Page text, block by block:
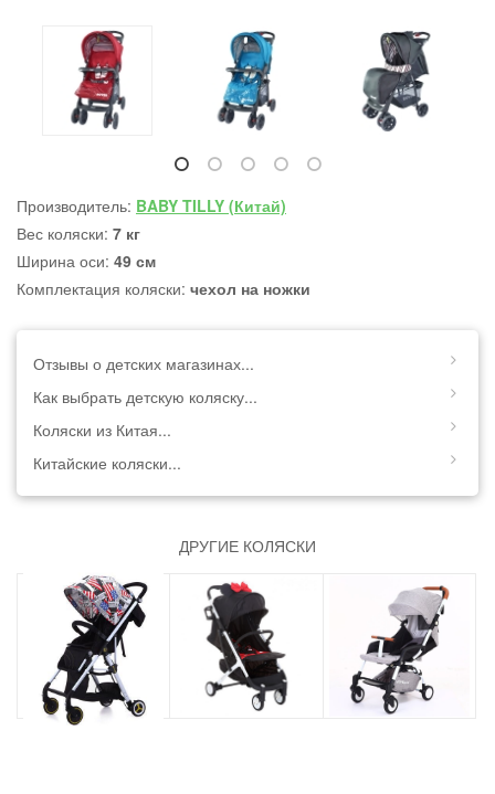
Производитель: BABY TILLY (Китай)
Вес коляски: 7 кг
Ширина оси: 49 см
Комплектация коляски: чехол на ножки
Отзывы о детских магазинах...
Как выбрать детскую коляску...
Коляски из Китая...
Китайские коляски...
ДРУГИЕ КОЛЯСКИ